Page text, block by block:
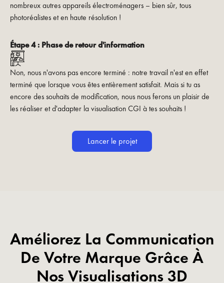
nombreux autres appareils électroménagers – bien sûr, tous
photoréalistes et en haute résolution !
Étape 4 : Phase de retour d'information
Non, nous n'avons pas encore terminé : notre travail n'est en effet
terminé que lorsque vous êtes entièrement satisfait. Mais si tu as
encore des souhaits de modification, nous nous ferons un plaisir de
les réaliser et d'adapter la visualisation CGI à tes souhaits !
Lancer le projet
Améliorez La Communication
De Votre Marque Grâce À
Nos Visualisations 3D